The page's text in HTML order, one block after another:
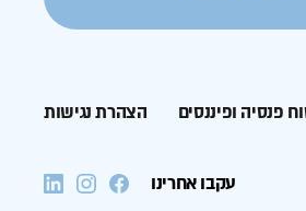
פנסיה ופיננסים הצהרת נגישות
עקבו אחרינו